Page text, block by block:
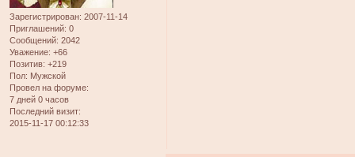
Зарегистрирован: 2007-11-14
Приглашений: 0
Сообщений: 2042
Уважение: +66
Позитив: +219
Пол: Мужской
Провел на форуме:
7 дней 0 часов
Последний визит:
2015-11-17 00:12:33